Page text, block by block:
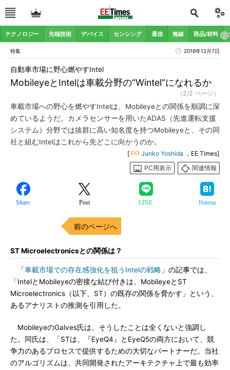
テクノロジー 先端技術 デバイス センシング 通信 無線 部品/材料
特集 2016年12月7日
MobileyeとIntelは車載分野の“Wintel”になれるか
自動車市場に野心燃やすIntel
（2/2 ページ）
車載市場への野心を燃やすIntelは、Mobileyeとの関係を順調に深
めているようだ。カメラセンサーを用いたADAS（先進運転支援
システム）分野では抜群に高い知名度を持つMobileyeと、その同
社と組むIntelはこれから先どこに向かうのか。
[ Junko Yoshida ，EE Times]
PC用表示
関連情報
Share Post LINE Hatena
前のページへ
ST Microelectronicsとの関係は？
「車載市場での存在感強化を狙うIntelの戦略 」の記事では、
「IntelとMobileyeの密接な結び付きは、MobileyeとST
Microelectronics（以下、ST）の既存の関係を脅かす」という、
あるアナリストの推測を引用した。
MobileyeのGalves氏は、そうしたことは全くないと強調し
た。同氏は、「STは、『EyeQ4』とEyeQ5の両方において、競
争力のあるプロセスで提供するための大切なパートナーだ。当社
のアルゴリズムは、共同開発されたアーキテクチャ上で最も効率